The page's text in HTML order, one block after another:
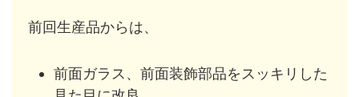
前回生産品からは、
前面ガラス、前面装飾部品をスッキリした